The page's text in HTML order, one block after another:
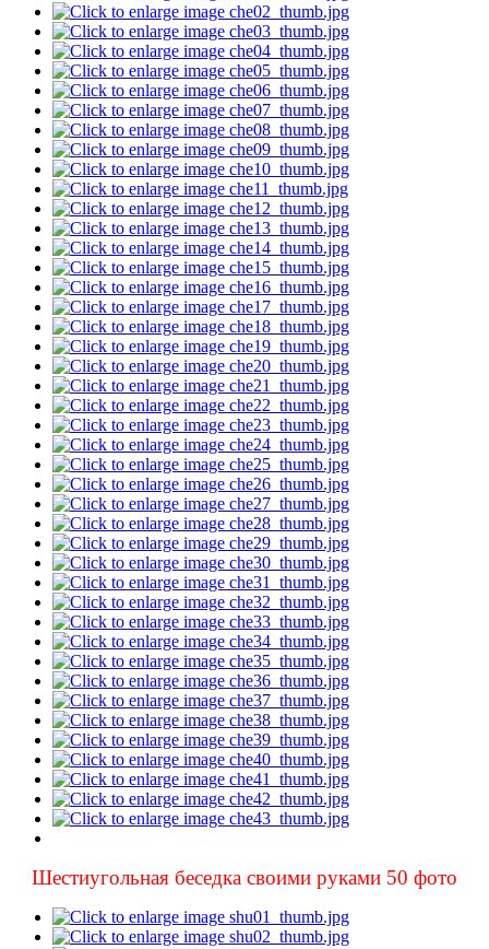
Шестиугольная беседка своими руками 50 фото